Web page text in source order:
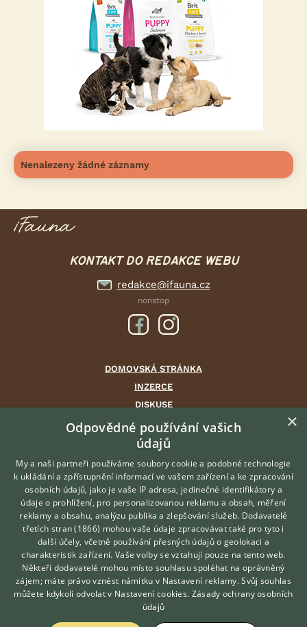
Nenalezeny žádné záznamy
KONTAKT DO REDAKCE WEBU
redakce@ifauna.cz
nonstop
DOMOVSKÁ STRÁNKA
INZERCE
DISKUSE
ČLÁNKY
CHOVATELSKÉ STANICE
ATLAS
VÝBĚR VHODNÉHO PLEMENE
O nás
Kontakt
Možnosti zvýraznění inzerátů
Podmínky užití
Zpracování osobních údajů
Přihlášení
Hledáte zvířecího kamaráda?
Zdarma vám poradí
VETERINÁŘ ONLINE
KONZULTOVAT S
VETERINÁŘEM
×
Odpovědné používání vašich
údajů
My a naši partneři používáme soubory cookie a podobné technologie
k ukládání a zpřístupnění informací ve vašem zařízení a ke zpracování
osobních údajů, jako je vaše IP adresa, jedinečné identifikátory a
údaje o prohlížení, pro personalizovanou reklamu a obsah, měření
reklamy a obsahu, analýzu publika a zlepšování služeb. Dodavatelé
třetích stran (1866) mohou vaše údaje zpracovávat také pro tyto i
další účely, včetně používání přesných údajů o geolokaci a
charakteristik zařízení. Vaše volby se vztahují pouze na tento web.
Někteří dodavatelé mohou místo souhlasu spoléhat na oprávněný
zájem; máte právo vznést námitku v Nastavení reklamy. Svůj souhlas
můžete kdykoli odvolat v Nastavení cookies. Zásady ochrany osobních
údajů